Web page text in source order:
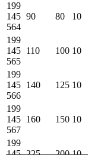
199
145
564
90 80 10
199
145
565
110 100 10
199
145
566
140 125 10
199
145
567
160 150 10
199